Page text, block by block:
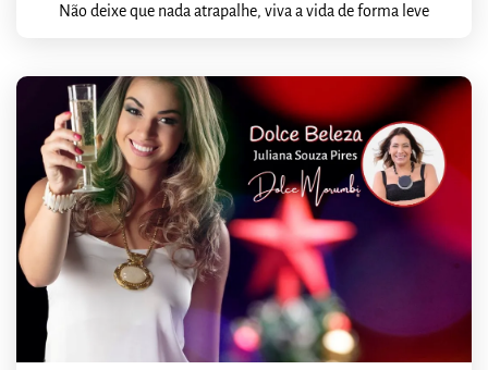
Não deixe que nada atrapalhe, viva a vida de forma leve